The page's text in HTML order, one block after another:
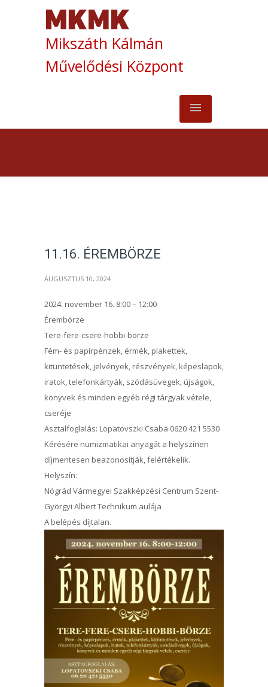
Mikszáth Kálmán
Művelődési Központ
11.16. ÉREMBÖRZE
AUGUSZTUS 10, 2024
2024. november 16. 8:00 – 12:00
Érembörze
Tere-fere-csere-hobbi-börze
Fém- és papírpénzek, érmék, plakettek,
kitüntetések, jelvények, részvények, képeslapok,
iratok, telefonkártyák, szódásüvegek, újságok,
könyvek és minden egyéb régi tárgyak vétele,
cseréje
Asztalfoglalás: Lopatovszki Csaba 0620 421 5530
Kérésére numizmatikai anyagát a helyszínen
díjmentesen beazonosítják, felértékelik.
Helyszín:
Nógrád Vármegyei Szakképzési Centrum Szent-
Györgyi Albert Technikum aulája
A belépés díjtalan.